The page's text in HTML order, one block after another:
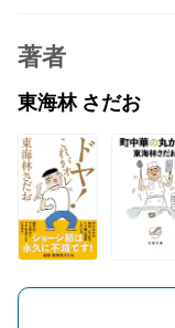
著者
東海林 さだお